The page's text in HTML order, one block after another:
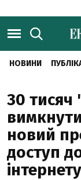
НОВИНИ
30 тисяч
новий
доступ
інтернету